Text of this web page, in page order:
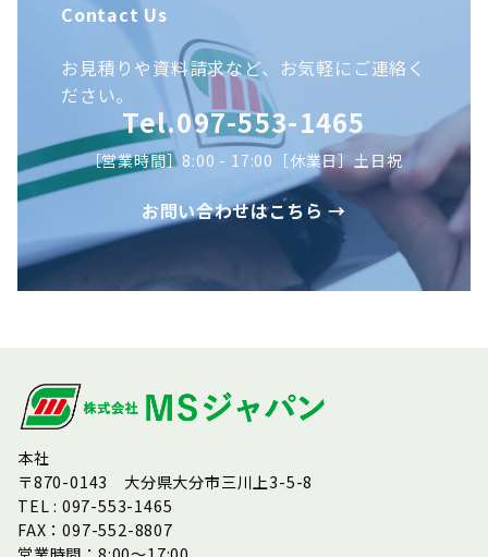
Contact Us
お見積りや資料請求など、お気軽にご連絡く
ださい。
Tel.097-553-1465
［営業時間］8:00 - 17:00［休業日］土日祝
お問い合わせはこちら →
本社
〒870-0143 大分県大分市三川上3-5-8
TEL : 097-553-1465
FAX：097-552-8807